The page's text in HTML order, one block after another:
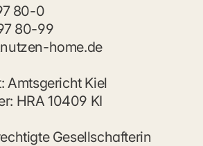
80-0
80-99
home.de
Amtsgericht Kiel
HRA 10409 KI
Gesellschafterin